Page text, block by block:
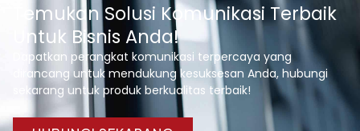
Temukan Solusi Komunikasi Terbaik
Untuk Bisnis Anda!
Dapatkan perangkat komunikasi terpercaya yang
dirancang untuk mendukung kesuksesan Anda, hubungi
sekarang untuk produk berkualitas terbaik!